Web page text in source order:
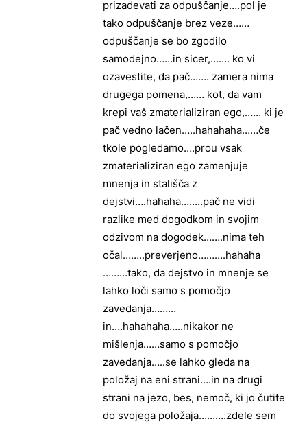
prizadevati za odpuščanje….pol je
tako odpuščanje brez veze……
odpuščanje se bo zgodilo
samodejno……in sicer,……. ko vi
ozavestite, da pač……. zamera nima
drugega pomena,…… kot, da vam
krepi vaš zmaterializiran ego,…… ki je
pač vedno lačen…..hahahaha……če
tkole pogledamo….prou vsak
zmaterializiran ego zamenjuje
mnenja in stališča z
dejstvi….hahaha……..pač ne vidi
razlike med dogodkom in svojim
odzivom na dogodek…….nima teh
očal……..preverjeno……….hahaha
………tako, da dejstvo in mnenje se
lahko loči samo s pomočjo
zavedanja………
in….hahahaha…..nikakor ne
mišlenja……samo s pomočjo
zavedanja…..se lahko gleda na
položaj na eni strani….in na drugi
strani na jezo, bes, nemoč, ki jo čutite
do svojega položaja……….zdele sem